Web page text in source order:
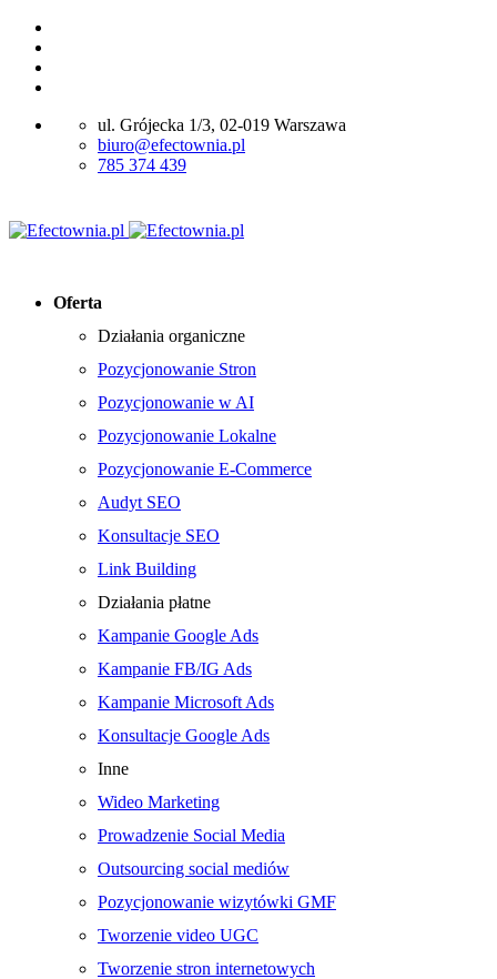
ul. Grójecka 1/3, 02-019 Warszawa
biuro@efectownia.pl
785 374 439
Oferta
Działania organiczne
Pozycjonowanie Stron
Pozycjonowanie w AI
Pozycjonowanie Lokalne
Pozycjonowanie E-Commerce
Audyt SEO
Konsultacje SEO
Link Building
Działania płatne
Kampanie Google Ads
Kampanie FB/IG Ads
Kampanie Microsoft Ads
Konsultacje Google Ads
Inne
Wideo Marketing
Prowadzenie Social Media
Outsourcing social mediów
Pozycjonowanie wizytówki GMF
Tworzenie video UGC
Tworzenie stron internetowych